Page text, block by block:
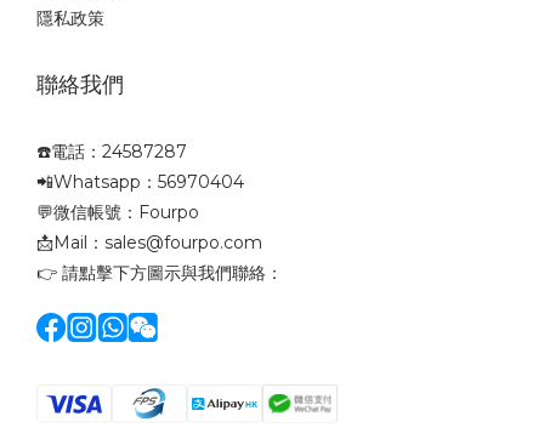
隱私政策
聯絡我們
☎️電話：24587287
📲Whatsapp：56970404
💬微信帳號：Fourpo
📩Mail：sales@fourpo.com
👉 請點擊下方圖示與我們聯絡：